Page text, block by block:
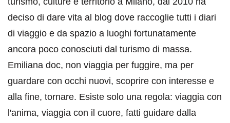
deciso di dare vita al blog dove raccoglie tutti i diari
di viaggio e da spazio a luoghi fortunatamente
ancora poco conosciuti dal turismo di massa.
Emiliana doc, non viaggia per fuggire, ma per
guardare con occhi nuovi, scoprire con interesse e
alla fine, tornare. Esiste solo una regola: viaggia con
l'anima, viaggia con il cuore, fatti guidare dalla